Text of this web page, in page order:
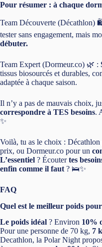
Pour résumer : à chaque
Team Découverte (Décathlon)
tester sans engagement, mais
débuter.
Team Expert (Dormeur.co) 🌿 :
tissus biosourcés et durables,
adaptée à chaque saison.
Il n’y a pas de mauvais choix,
correspondre à TES besoins.
✨
Voilà, tu as le choix :
prix, ou Dormeur.co pour un
L’essentiel ? Écoutertes
enfin comme il faut ? 🛌✨
FAQ
Quel est le meilleur poids
Le poids idéal ? Environ 10%
Pour une personne de 70 kg, 7
Decathlon, la Polar Night